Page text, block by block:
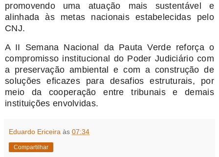
promovendo uma atuação mais sustentável e
alinhada às metas nacionais estabelecidas pelo
CNJ.
A II Semana Nacional da Pauta Verde reforça o
compromisso institucional do Poder Judiciário com
a preservação ambiental e com a construção de
soluções eficazes para desafios estruturais, por
meio da cooperação entre tribunais e demais
instituições envolvidas.
Eduardo Ericeira às 07:34
Compartilhar